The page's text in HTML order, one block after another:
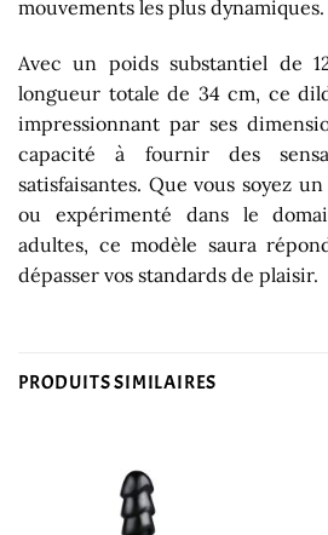
mouvements les plus dynamiques.
Avec un poids substantiel de
longueur totale de 34 cm, ce
impressionnant par ses
capacité à fournir des
satisfaisantes. Que vous soyez
ou expérimenté dans le
adultes, ce modèle saura
dépasser vos standards de plaisir.
PRODUITS SIMILAIRES